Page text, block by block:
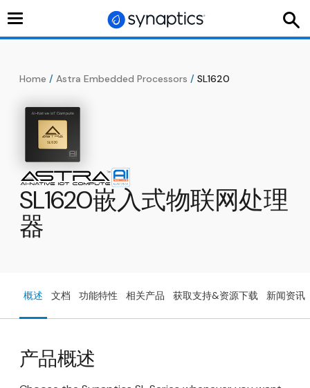
切
Home / Astra Embedded Processors / SL1620
SL1620嵌入式物联网处理
器
概述 文档 功能特性 相关产品 获取支持&资源下载 新闻资讯
产品概述